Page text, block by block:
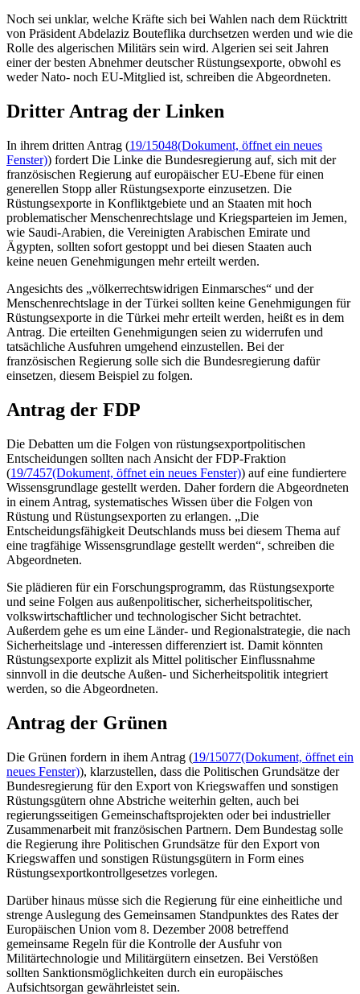
Noch sei unklar, welche Kräfte sich bei Wahlen nach dem Rücktritt
von Präsident Abdelaziz Bouteflika durchsetzen werden und wie die
Rolle des algerischen Militärs sein wird. Algerien sei seit Jahren
einer der besten Abnehmer deutscher Rüstungsexporte, obwohl es
weder Nato- noch EU-Mitglied ist, schreiben die Abgeordneten.
Dritter Antrag der Linken
In ihrem dritten Antrag (19/15048(Dokument, öffnet ein neues
Fenster)) fordert Die Linke die Bundesregierung auf, sich mit der
französischen Regierung auf europäischer EU-Ebene für einen
generellen Stopp aller Rüstungsexporte einzusetzen. Die
Rüstungsexporte in Konfliktgebiete und an Staaten mit hoch
problematischer Menschenrechtslage und Kriegsparteien im Jemen,
wie Saudi-Arabien, die Vereinigten Arabischen Emirate und
Ägypten, sollten sofort gestoppt und bei diesen Staaten auch
keine neuen Genehmigungen mehr erteilt werden.
Angesichts des „völkerrechtswidrigen Einmarsches“ und der
Menschenrechtslage in der Türkei sollten keine Genehmigungen für
Rüstungsexporte in die Türkei mehr erteilt werden, heißt es in dem
Antrag. Die erteilten Genehmigungen seien zu widerrufen und
tatsächliche Ausfuhren umgehend einzustellen. Bei der
französischen Regierung solle sich die Bundesregierung dafür
einsetzen, diesem Beispiel zu folgen.
Antrag der FDP
Die Debatten um die Folgen von rüstungsexportpolitischen
Entscheidungen sollten nach Ansicht der FDP-Fraktion
(19/7457(Dokument, öffnet ein neues Fenster)) auf eine fundiertere
Wissensgrundlage gestellt werden. Daher fordern die Abgeordneten
in einem Antrag, systematisches Wissen über die Folgen von
Rüstung und Rüstungsexporten zu erlangen. „Die
Entscheidungsfähigkeit Deutschlands muss bei diesem Thema auf
eine tragfähige Wissensgrundlage gestellt werden“, schreiben die
Abgeordneten.
Sie plädieren für ein Forschungsprogramm, das Rüstungsexporte
und seine Folgen aus außenpolitischer, sicherheitspolitischer,
volkswirtschaftlicher und technologischer Sicht betrachtet.
Außerdem gehe es um eine Länder- und Regionalstrategie, die nach
Sicherheitslage und -interessen differenziert ist. Damit könnten
Rüstungsexporte explizit als Mittel politischer Einflussnahme
sinnvoll in die deutsche Außen- und Sicherheitspolitik integriert
werden, so die Abgeordneten.
Antrag der Grünen
Die Grünen fordern in ihem Antrag (19/15077(Dokument, öffnet ein
neues Fenster)), klarzustellen, dass die Politischen Grundsätze der
Bundesregierung für den Export von Kriegswaffen und sonstigen
Rüstungsgütern ohne Abstriche weiterhin gelten, auch bei
regierungsseitigen Gemeinschaftsprojekten oder bei industrieller
Zusammenarbeit mit französischen Partnern. Dem Bundestag solle
die Regierung ihre Politischen Grundsätze für den Export von
Kriegswaffen und sonstigen Rüstungsgütern in Form eines
Rüstungsexportkontrollgesetzes vorlegen.
Darüber hinaus müsse sich die Regierung für eine einheitliche und
strenge Auslegung des Gemeinsamen Standpunktes des Rates der
Europäischen Union vom 8. Dezember 2008 betreffend
gemeinsame Regeln für die Kontrolle der Ausfuhr von
Militärtechnologie und Militärgütern einsetzen. Bei Verstößen
sollten Sanktionsmöglichkeiten durch ein europäisches
Aufsichtsorgan gewährleistet sein.